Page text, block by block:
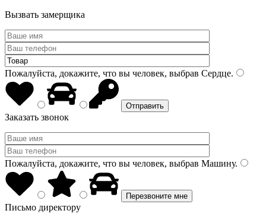
Вызвать замерщика
Пожалуйста, докажите, что вы человек, выбрав Сердце.
Заказать звонок
Пожалуйста, докажите, что вы человек, выбрав Машину.
Письмо директору